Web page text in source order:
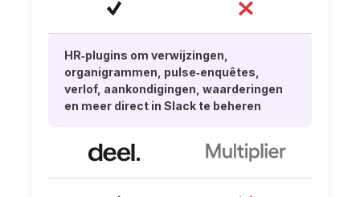
HR‑plugins om verwijzingen,
organigrammen, pulse‑enquêtes,
verlof, aankondigingen, waarderingen
en meer direct in Slack te beheren